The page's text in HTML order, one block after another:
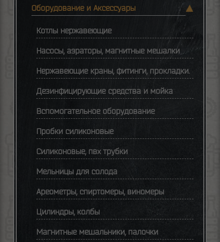
Оборудование и Аксессуары
Котлы нержавеющие
Насосы, аэраторы, магнитные мешалки
Нержавеющие краны, фитинги, прокладки.
Дезинфицирующие средства и мойка
Вспомогательное оборудование
Пробки силиконовые
Силиконовые, пвх трубки
Мельницы для солода
Ареометры, спиртомеры, виномеры
Цилиндры, колбы
Магнитные мешальники, палочки